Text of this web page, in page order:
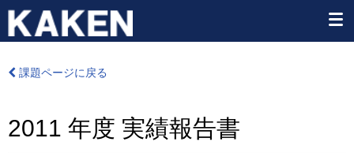
課題ページに戻る
2011 年度 実績報告書